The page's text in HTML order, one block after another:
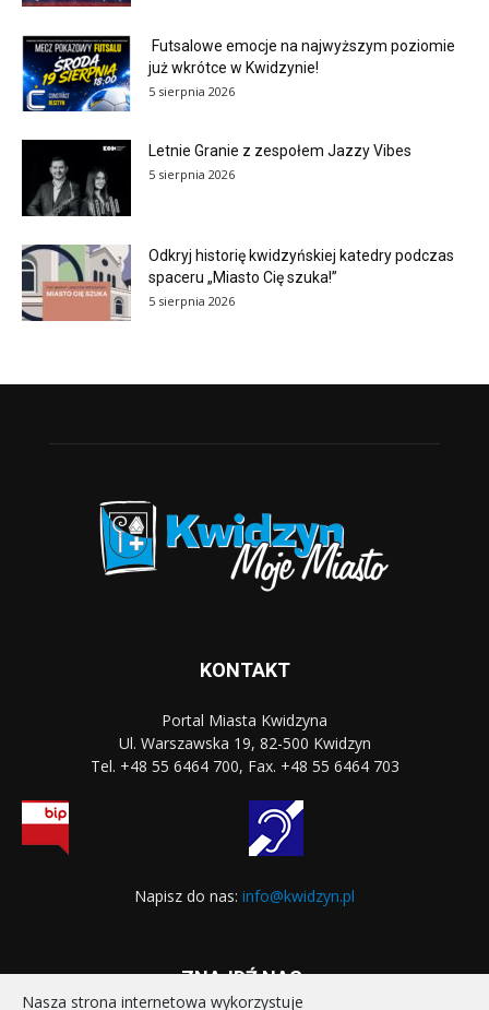
Futsalowe emocje na najwyższym poziomie
już wkrótce w Kwidzynie!
5 sierpnia 2026
Letnie Granie z zespołem Jazzy Vibes
5 sierpnia 2026
Odkryj historię kwidzyńskiej katedry podczas
spaceru „Miasto Cię szuka!”
5 sierpnia 2026
KONTAKT
Portal Miasta Kwidzyna
Ul. Warszawska 19, 82-500 Kwidzyn
Tel. +48 55 6464 700, Fax. +48 55 6464 703
Napisz do nas: info@kwidzyn.pl
ZNAJDŹ NAS:
Nasza strona internetowa wykorzystuje